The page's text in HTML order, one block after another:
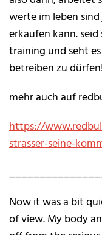
werte im leben
erkaufen kann.
training und seht
betreiben zu
mehr auch auf
https://
strasser-seine-
Now it was a bit
of view. My body